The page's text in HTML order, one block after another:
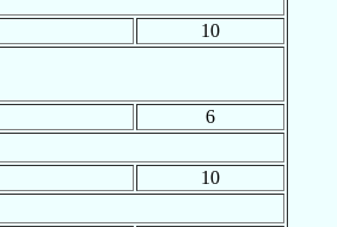
10
6
10